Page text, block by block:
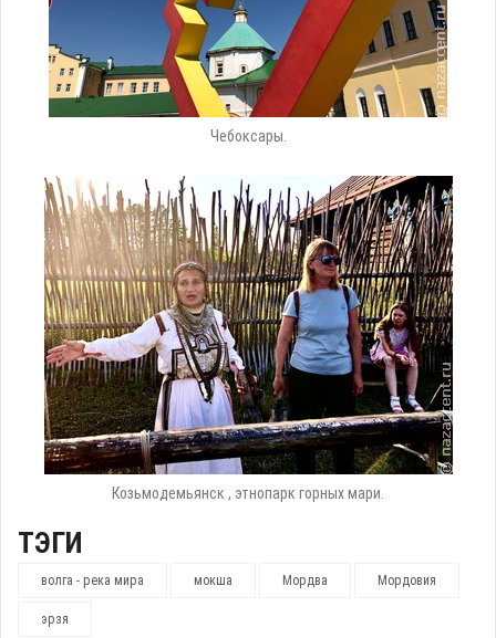
Чебоксары.
Козьмодемьянск , этнопарк горных мари.
ТЭГИ
волга - река мира мокша Мордва Мордовия
эрзя